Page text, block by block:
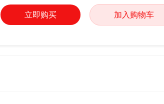
立即购买 加入购物车